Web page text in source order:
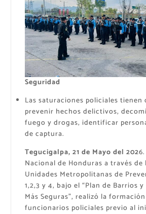
Seguridad
Las saturaciones policiales
prevenir hechos delictivos,
fuego y drogas, identificar
de captura.
Tegucigalpa, 21 de Mayo del 202
Nacional de Honduras a través
Unidades Metropolitanas de
1,2,3 y 4, bajo el “Plan de Barrios
Más Seguras”, realizó la
funcionarios policiales previo al